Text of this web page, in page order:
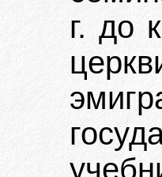
г. до